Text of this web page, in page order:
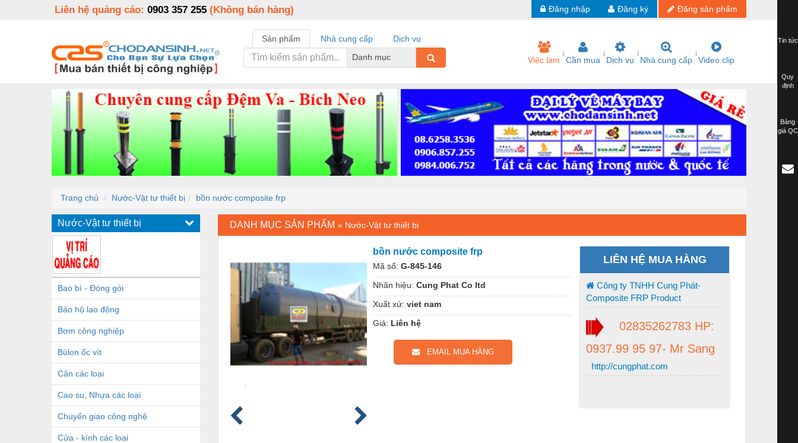
Liên hệ quảng cáo: 0903 357 255 (Không bán hàng) Đăng sản phẩm
Đăng ký
Đăng nhập
Sản phẩm Nhà cung cấp
Dịch vụ
Danh mục
Việc làm Cần mua Dịch vụ Nhà cung cấp Video clip
Trang chủ Nước-Vật tư thiết bị bồn nước composite frp
Nước-Vật tư thiết bị
Bao bì - Đóng gói
Bảo hộ lao động
Bơm công nghiệp
Bùlon ốc vít
Cân các loại
Cao su, Nhựa các loại
Chuyển giao công nghệ
Cửa - kính các loại
DANH MỤC SẢN PHẨM » Nước-Vật tư thiết bị
bồn nước composite frp
Mã số: G-845-146
Nhãn hiệu: Cung Phat Co ltd
Xuất xứ: viet nam
Giá: Liên hệ
EMAIL MUA HÀNG
LIÊN HỆ MUA HÀNG
Công ty TNHH Cung Phát-
Composite FRP Product
02835262783 HP:
0937.99 95 97- Mr Sang
http://cungphat.com
Tin tức
Quy
định
Bảng
giá QC